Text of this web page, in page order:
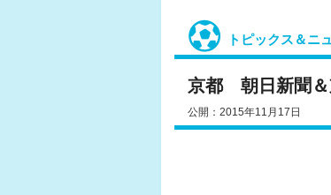
トピックス＆ニ
京都 朝日新聞＆
公開：2015年11月17日